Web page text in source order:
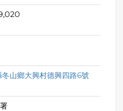
冬山鄉大興村德興四路6號